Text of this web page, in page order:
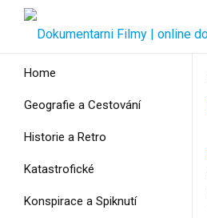
Home
Geografie a Cestování
Historie a Retro
Katastrofické
Konspirace a Spiknutí